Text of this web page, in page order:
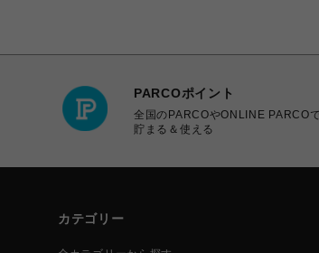
PARCOポイント
全国のPARCOやONLINE PARCO
貯まる＆使える
カテゴリー